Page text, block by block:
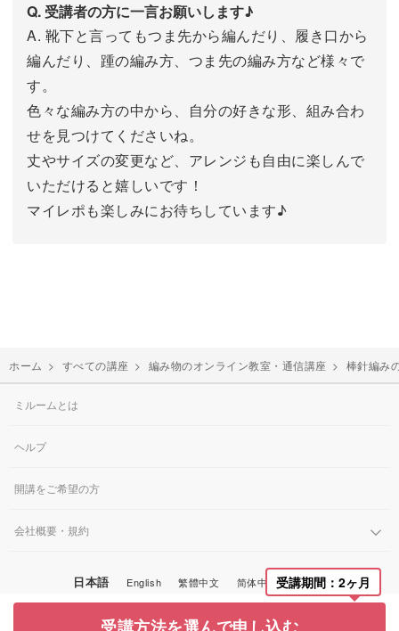
Q. 受講者の方に一言お願いします♪
A. 靴下と言ってもつま先から編んだり、履き口から
編んだり、踵の編み方、つま先の編み方など様々で
す。
色々な編み方の中から、自分の好きな形、組み合わ
せを見つけてくださいね。
丈やサイズの変更など、アレンジも自由に楽しんで
いただけると嬉しいです！
マイレポも楽しみにお待ちしています♪
ホーム > すべての講座 > 編み物のオンライン教室・通信講座 > 棒針編み
受講期間：2ヶ月
ミルームとは
ヘルプ
開講をご希望の方
会社概要・規約
日本語 English 繁體中文 简体中文 한국어
© Miroom, Inc.